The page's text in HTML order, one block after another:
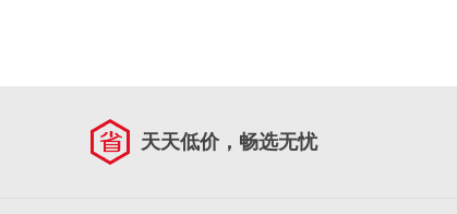
天天低价，畅选无忧